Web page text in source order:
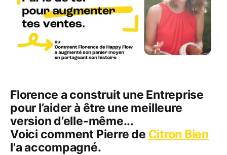
Florence a construit une Entreprise
pour l’aider à être une meilleure
version d’elle-même...
Voici comment Pierre de Citron Bien
l'a accompagné.